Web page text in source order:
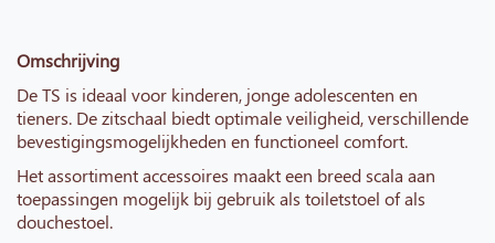
Omschrijving
De TS is ideaal voor kinderen, jonge adolescenten en
tieners. De zitschaal biedt optimale veiligheid, verschillende
bevestigingsmogelijkheden en functioneel comfort.
Het assortiment accessoires maakt een breed scala aan
toepassingen mogelijk bij gebruik als toiletstoel of als
douchestoel.